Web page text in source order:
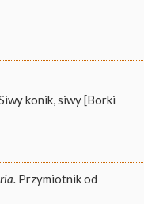
konik, siwy [Borki
Przymiotnik od